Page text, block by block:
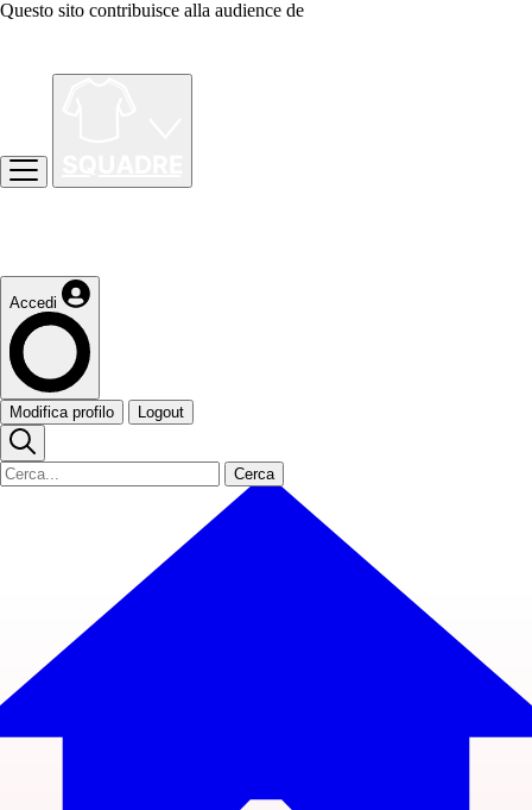
Questo sito contribuisce alla audience de
Accedi
Modifica profilo Logout
Cerca